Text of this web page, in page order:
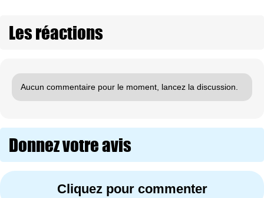
Les réactions
Aucun commentaire pour le moment, lancez la discussion.
Donnez votre avis
Cliquez pour commenter